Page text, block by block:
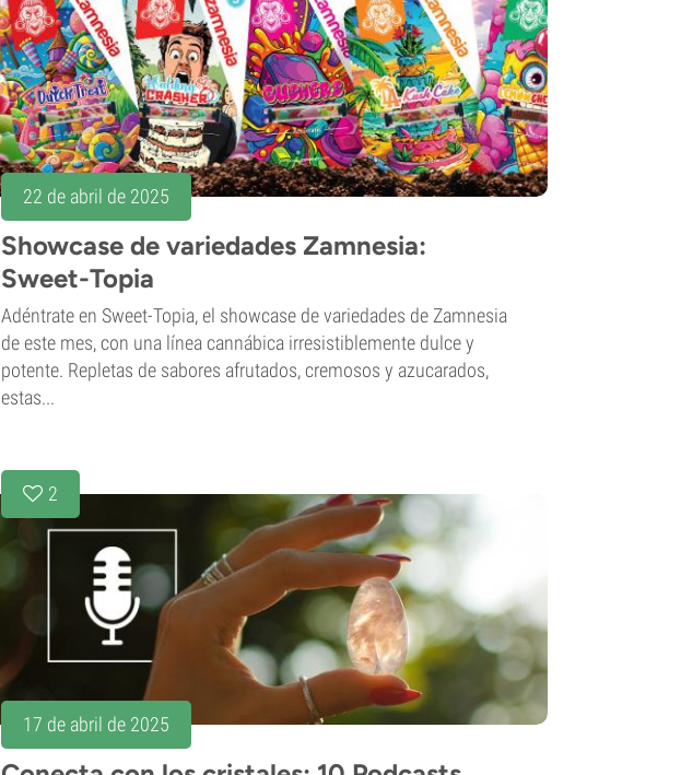
22 de abril de 2025
Showcase de variedades Zamnesia:
Sweet-Topia
Adéntrate en Sweet-Topia, el showcase de variedades de Zamnesia
de este mes, con una línea cannábica irresistiblemente dulce y
potente. Repletas de sabores afrutados, cremosos y azucarados,
estas...
2
17 de abril de 2025